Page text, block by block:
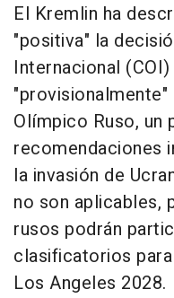
El Kremlin ha
"positiva" la
Internacional
Olímpico Ruso, un
recomendaciones
la invasión de
no son aplicables,
rusos podrán
clasificatorios
Los Angeles 2028.